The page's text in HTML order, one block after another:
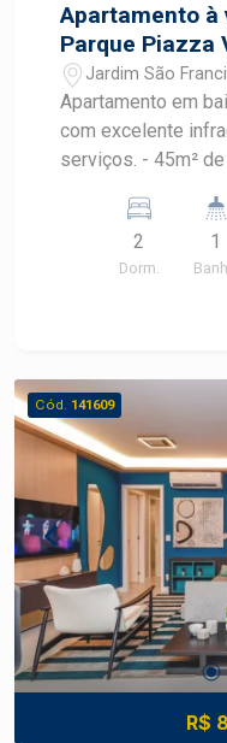
Apartamento à
Parque Piazza
Jardim São
Apartamento em
com excelente
serviços. - 45m² de área útil; - Sala com painel
cooktop; - 2 dormitórios com armários. O
Condomínio
playground, salão
2
Dorm.
1
Cód. 141609
R$